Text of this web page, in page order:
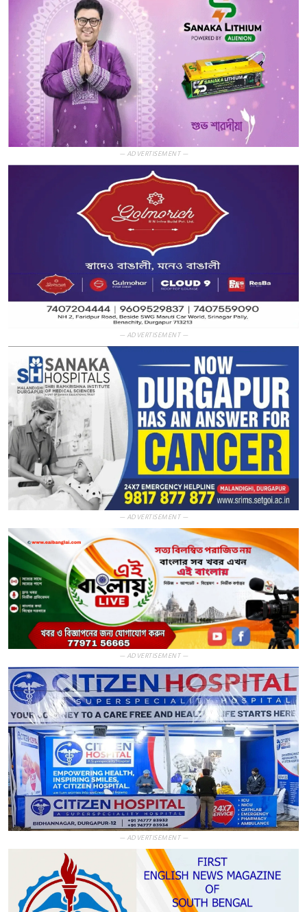
— ADVERTISEMENT —
— ADVERTISEMENT —
— ADVERTISEMENT —
— ADVERTISEMENT —
— ADVERTISEMENT —